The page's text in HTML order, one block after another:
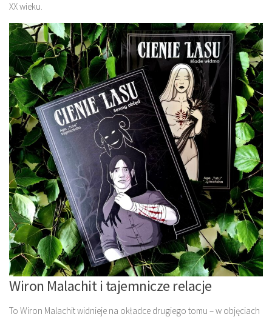
XX wieku.
Wiron Malachit i tajemnicze relacje
To Wiron Malachit widnieje na okładce drugiego tomu – w objęciach